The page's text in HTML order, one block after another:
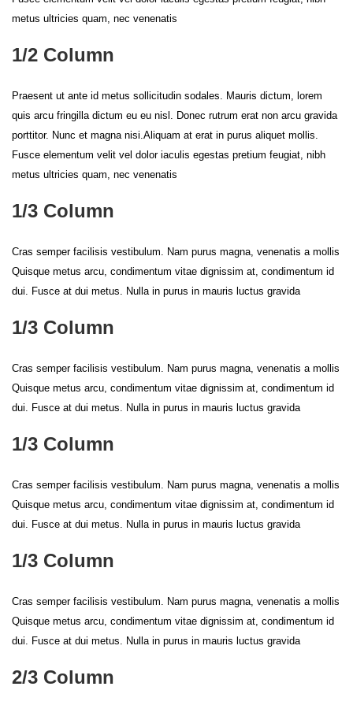
metus ultricies quam, nec venenatis
1/2 Column
Praesent ut ante id metus sollicitudin sodales. Mauris dictum, lorem
quis arcu fringilla dictum eu eu nisl. Donec rutrum erat non arcu gravida
porttitor. Nunc et magna nisi.Aliquam at erat in purus aliquet mollis.
Fusce elementum velit vel dolor iaculis egestas pretium feugiat, nibh
metus ultricies quam, nec venenatis
1/3 Column
Cras semper facilisis vestibulum. Nam purus magna, venenatis a mollis
Quisque metus arcu, condimentum vitae dignissim at, condimentum id
dui. Fusce at dui metus. Nulla in purus in mauris luctus gravida
1/3 Column
Cras semper facilisis vestibulum. Nam purus magna, venenatis a mollis
Quisque metus arcu, condimentum vitae dignissim at, condimentum id
dui. Fusce at dui metus. Nulla in purus in mauris luctus gravida
1/3 Column
Cras semper facilisis vestibulum. Nam purus magna, venenatis a mollis
Quisque metus arcu, condimentum vitae dignissim at, condimentum id
dui. Fusce at dui metus. Nulla in purus in mauris luctus gravida
1/3 Column
Cras semper facilisis vestibulum. Nam purus magna, venenatis a mollis
Quisque metus arcu, condimentum vitae dignissim at, condimentum id
dui. Fusce at dui metus. Nulla in purus in mauris luctus gravida
2/3 Column